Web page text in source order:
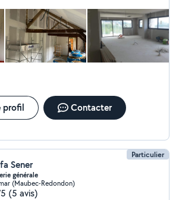
profil Contacter
Particulier
Sener
générale
(Maubec-Redondon)
(5 avis)